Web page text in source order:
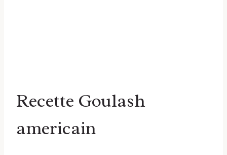
Recette Goulash
americain